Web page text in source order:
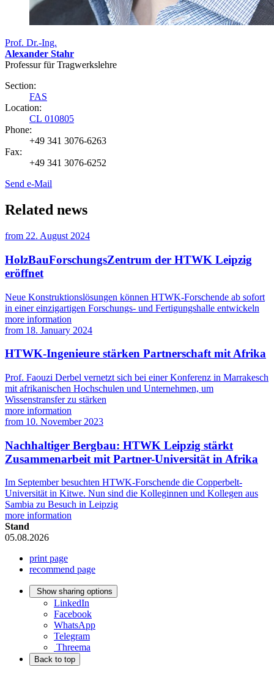
Prof. Dr.-Ing.
Alexander Stahr
Professur für Tragwerkslehre
Section:
FAS
Location:
CL 010805
Phone:
+49 341 3076-6263
Fax:
+49 341 3076-6252
Send e-Mail
Related news
from 22. August 2024
HolzBauForschungsZentrum der HTWK Leipzig
eröffnet
Neue Konstruktionslösungen können HTWK-Forschende ab sofort
in einer einzigartigen Forschungs- und Fertigungshalle entwickeln
more information
from 18. January 2024
HTWK-Ingenieure stärken Partnerschaft mit Afrika
Prof. Faouzi Derbel vernetzt sich bei einer Konferenz in Marrakesch
mit afrikanischen Hochschulen und Unternehmen, um
Wissenstransfer zu stärken
more information
from 10. November 2023
Nachhaltiger Bergbau: HTWK Leipzig stärkt
Zusammenarbeit mit Partner-Universität in Afrika
Im September besuchten HTWK-Forschende die Copperbelt-
Universität in Kitwe. Nun sind die Kolleginnen und Kollegen aus
Sambia zu Besuch in Leipzig
more information
Stand
05.08.2026
print page
recommend page
Show sharing options
LinkedIn
Facebook
WhatsApp
Telegram
Threema
Back to top